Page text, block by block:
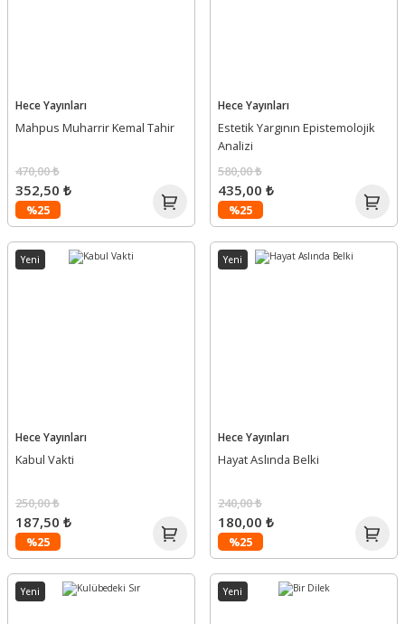
Hece Yayınları
Mahpus Muharrir Kemal Tahir
%25
470,00 ₺
352,50 ₺
Hece Yayınları
Estetik Yargının Epistemolojik
Analizi
%25
580,00 ₺
435,00 ₺
Yeni
Hece Yayınları
Kabul Vakti
%25
250,00 ₺
187,50 ₺
Yeni
Hece Yayınları
Hayat Aslında Belki
%25
240,00 ₺
180,00 ₺
Yeni Yeni